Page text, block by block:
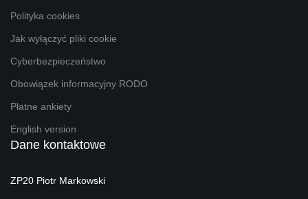
Polityka cookies
Jak wyłączyć pliki cookie
Cyberbezpieczeństwo
Obowiązek informacyjny RODO
Płatne ankiety
English version
Dane kontaktowe
ZP20 Piotr Markowski